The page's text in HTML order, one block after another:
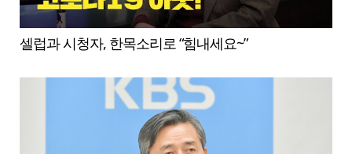
셀럽과 시청자, 한목소리로 “힘내세요~”